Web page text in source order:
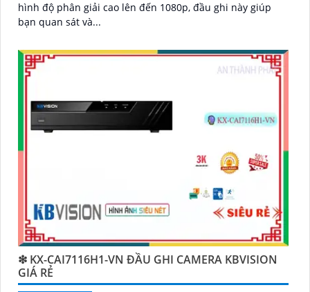
hình độ phân giải cao lên đến 1080p, đầu ghi này giúp
bạn quan sát và...
❇ KX-CAI7116H1-VN ĐẦU GHI CAMERA KBVISION
GIÁ RẺ